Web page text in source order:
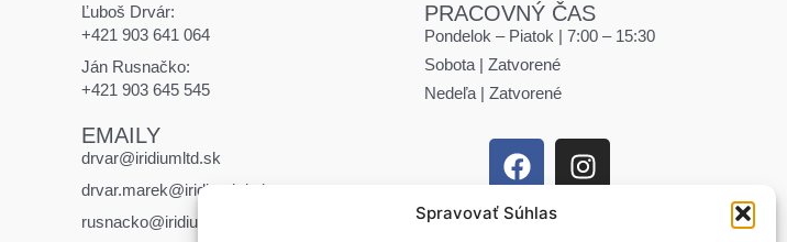
Spravovať Súhlas
Ľuboš Drvár:
+421 903 641 064
Ján Rusnačko:
+421 903 645 545
EMAILY
drvar@iridiumltd.sk
drvar.marek@iridiumltd.sk
rusnacko@iridiumltd.sk
PRACOVNÝ ČAS
Pondelok – Piatok | 7:00 – 15:30
Sobota | Zatvorené
Nedeľa | Zatvorené